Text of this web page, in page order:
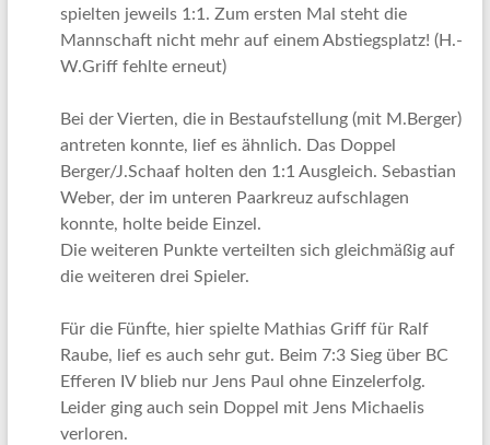
spielten jeweils 1:1. Zum ersten Mal steht die
Mannschaft nicht mehr auf einem Abstiegsplatz! (H.-
W.Griff fehlte erneut)
Bei der Vierten, die in Bestaufstellung (mit M.Berger)
antreten konnte, lief es ähnlich. Das Doppel
Berger/J.Schaaf holten den 1:1 Ausgleich. Sebastian
Weber, der im unteren Paarkreuz aufschlagen
konnte, holte beide Einzel.
Die weiteren Punkte verteilten sich gleichmäßig auf
die weiteren drei Spieler.
Für die Fünfte, hier spielte Mathias Griff für Ralf
Raube, lief es auch sehr gut. Beim 7:3 Sieg über BC
Efferen IV blieb nur Jens Paul ohne Einzelerfolg.
Leider ging auch sein Doppel mit Jens Michaelis
verloren.